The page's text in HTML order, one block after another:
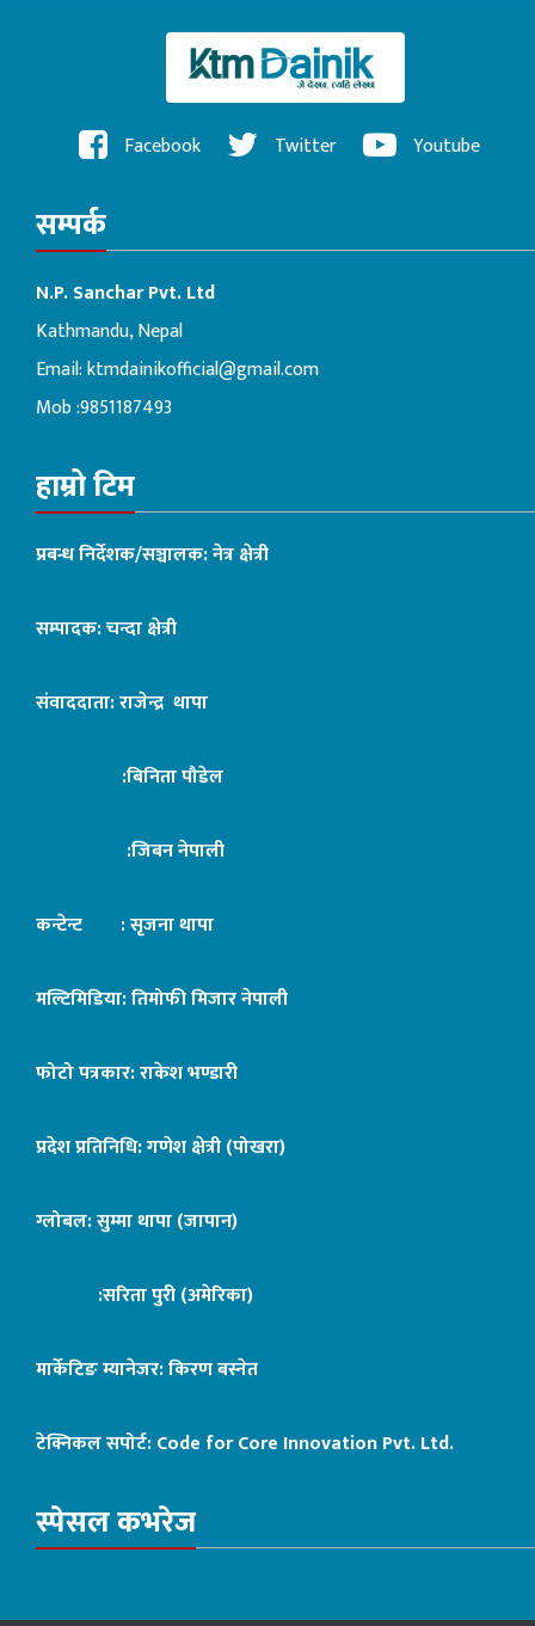
Facebook Twitter Youtube
सम्पर्क
N.P. Sanchar Pvt. Ltd
Kathmandu, Nepal
Email:ktmdainikofficial@gmail.com
Mob :9851187493
हाम्रो टिम
प्रबन्ध निर्देशक/सञ्चालक: नेत्र क्षेत्री
सम्पादक: चन्दा क्षेत्री
संवाददाता: राजेन्द्र थापा
:बिनिता पौडेल
:जिबन नेपाली
कन्टेन्ट : सृजना थापा
मल्टिमिडिया: तिमोफी मिजार नेपाली
फोटो पत्रकार: राकेश भण्डारी
प्रदेश प्रतिनिधि: गणेश क्षेत्री (पोखरा)
ग्लोबल: सुम्मा थापा (जापान)
:सरिता पुरी (अमेरिका)
मार्केटिङ म्यानेजर: किरण बस्नेत
टेक्निकल सपोर्ट:Code for Core Innovation Pvt. Ltd.
स्पेसल कभरेज